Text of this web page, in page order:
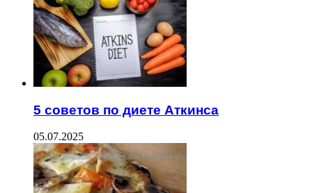
5 советов по диете Аткинса
05.07.2025